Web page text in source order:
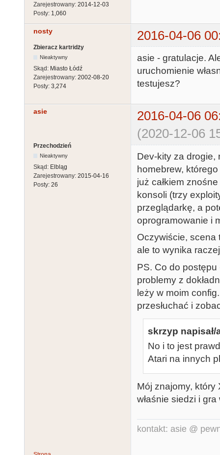
Zarejestrowany: 2014-12-03
Posty: 1,060
nosty 2016-04-06
Zbieracz kartridży
Nieaktywny
Skąd: Miasto Łódź
Zarejestrowany: 2002-08-20
Posty: 3,274
asie - gratulacje.
uruchomienie
testujesz?
asie
2016-04-06
(2020-12-06
Przechodzień
Nieaktywny
Skąd: Elbląg
Zarejestrowany: 2015-04-16
Posty: 26
Dev-kity za drogie,
homebrew,
już całkiem
konsoli (trzy
przeglądarkę, a
oprogramowanie i
Oczywiście, scena
ale to wynika
PS. Co do postępu
problemy z
leży w moim
przesłuchać i
skrzyp napisał/
No i to jest
Atari na innych
Mój znajomy, który
właśnie siedzi i
kontakt: asie @